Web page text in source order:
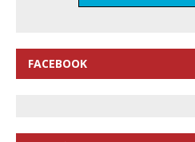
FACEBOOK